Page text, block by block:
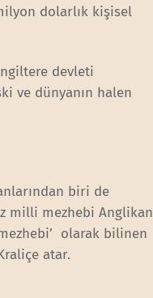
dolarlık kişisel
devleti
ve dünyanın halen
biri de
milli mezhebi Anglikan
olarak bilinen
atar.